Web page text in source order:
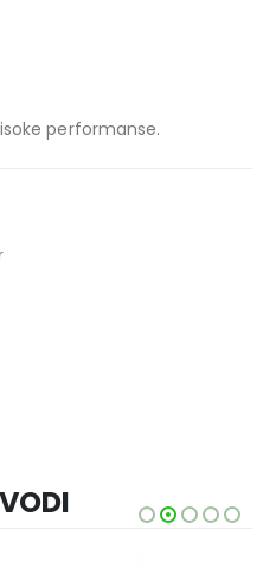
performanse.